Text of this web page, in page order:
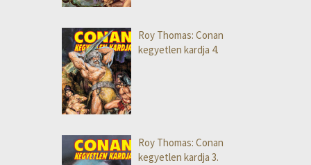
Roy Thomas: Conan
kegyetlen kardja 4.
Roy Thomas: Conan
kegyetlen kardja 3.